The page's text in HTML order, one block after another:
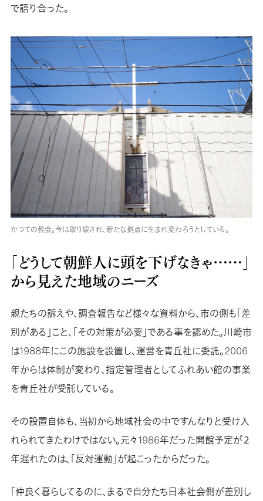
で語り合った。
かつての教会。今は取り壊され、新たな拠点に生まれ変わろうとしている。
「どうして朝鮮人に頭を下げなきゃ……」
から見えた地域のニーズ
親たちの訴えや、調査報告など様々な資料から、市の側も「差
別がある」こと、「その対策が必要」である事を認めた。川崎市
は1988年にこの施設を設置し、運営を青丘社に委託。2006
年からは体制が変わり、指定管理者としてふれあい館の事業
を青丘社が受託している。
その設置自体も、当初から地域社会の中ですんなりと受け入
れられてきたわけではない。元々1986年だった開館予定が２
年遅れたのは、「反対運動」が起こったからだった。
「仲良く暮らしてるのに、まるで自分たち日本社会側が差別し